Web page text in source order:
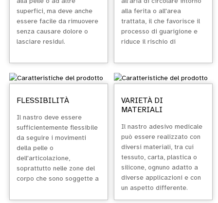
superfici, ma deve anche
essere facile da rimuovere
senza causare dolore o
lasciare residui.
alla ferita o all'area
trattata, il che favorisce il
processo di guarigione e
riduce il rischio di
(ammorbidimento della
FLESSIBILITÀ
Il nastro deve essere
sufficientemente flessibile
da seguire i movimenti
della pelle o
dell'articolazione,
soprattutto nelle zone del
corpo che sono soggette a
VARIETÀ DI
MATERIALI
Il nastro adesivo medicale
può essere realizzato con
diversi materiali, tra cui
tessuto, carta, plastica o
silicone, ognuno adatto a
diverse applicazioni e con
un aspetto differente.